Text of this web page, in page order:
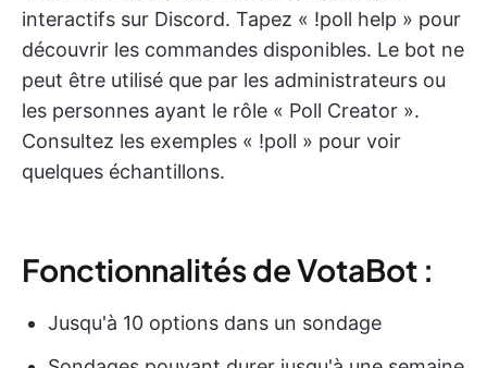
interactifs sur Discord. Tapez « !poll help » pour
découvrir les commandes disponibles. Le bot ne
peut être utilisé que par les administrateurs ou
les personnes ayant le rôle « Poll Creator ».
Consultez les exemples « !poll » pour voir
quelques échantillons.
Fonctionnalités de VotaBot :
Jusqu'à 10 options dans un sondage